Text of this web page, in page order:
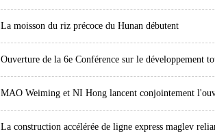
La moisson du riz précoce du Hunan débutent
Ouverture de la 6e Conférence sur le développement
MAO Weiming et NI Hong lancent conjointement
La construction accélérée de ligne express maglev